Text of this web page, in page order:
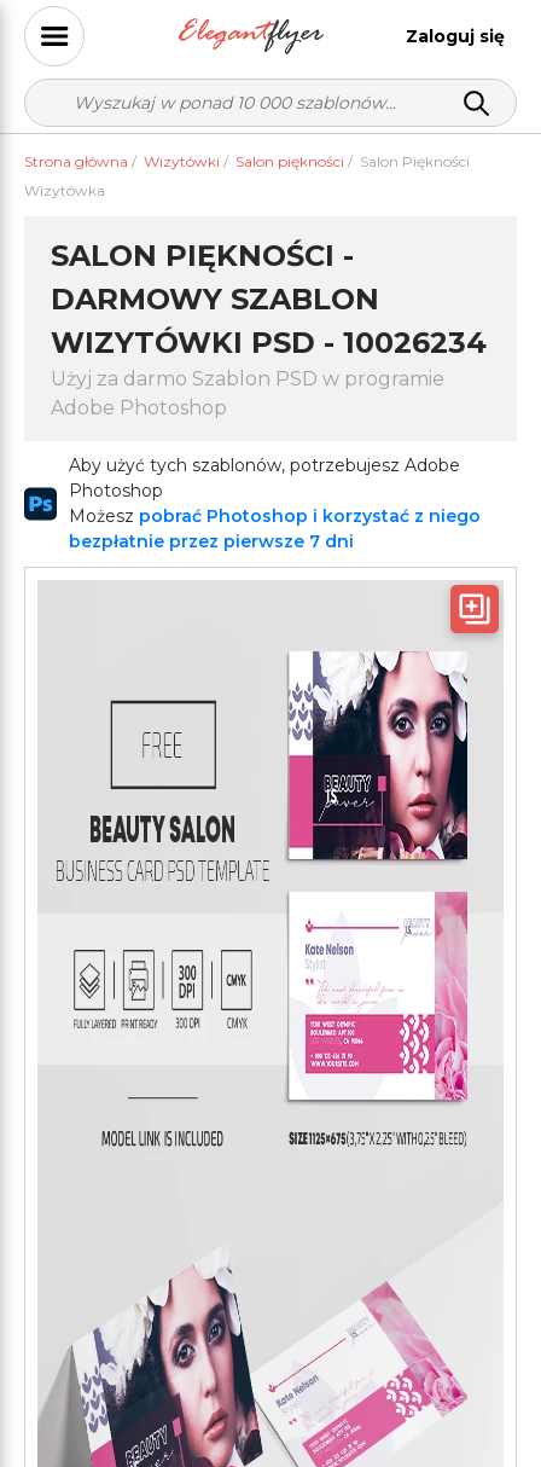
Zaloguj się
Strona główna / Wizytówki / Salon piękności / Salon Piękności
Wizytówka
SALON PIĘKNOŚCI -
DARMOWY SZABLON
WIZYTÓWKI PSD - 10026234
Użyj za darmo Szablon PSD w programie
Adobe Photoshop
Aby użyć tych szablonów, potrzebujesz Adobe
Photoshop
Możesz pobrać Photoshop i korzystać z niego
bezpłatnie przez pierwsze 7 dni